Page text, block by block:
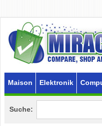
Maison Elektronik
Suche: